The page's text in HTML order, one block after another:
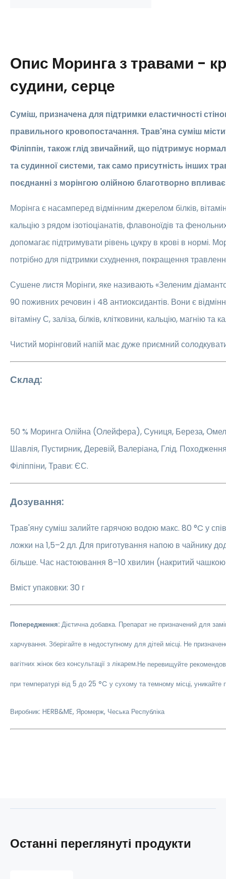
Опис Моринга з травами -
судини, серце
Суміш, призначена для підтримки еластичності
правильного кровопостачання. Трав'яна суміш
Філіппін, також глід звичайний, що підтримує
та судинної системи, так само присутність інших
поєднанні з морінгою олійною благотворно
Морінга є насамперед відмінним джерелом білків,
кальцію з рядом ізотіоціанатів, флавоноїдів та
допомагає підтримувати рівень цукру в крові в нормі.
потрібно для підтримки схуднення, покращення
Сушене листя Морінги, яке називають «Зеленим
90 поживних речовин і 48 антиоксидантів. Вони є
вітаміну С, заліза, білків, клітковини, кальцію, магнію та
Чистий морінговий напій має дуже приємний
Склад:
50 % Моринга Олійна (Олейфера), Суниця, Береза,
Шавлія, Пустирник, Деревій, Валеріана, Глід.
Філіппіни, Трави: ЄС.
Дозування:
Трав'яну суміш залийте гарячою водою макс. 80 °C у
ложки на 1,5–2 дл. Для приготування напою в чайнику
більше. Час настоювання 8–10 хвилин (накритий
Вміст упаковки: 30 г
Попередження: Дієтична добавка. Препарат не призначений для
харчування. Зберігайте в недоступному для дітей місці. Не
вагітних жінок без консультації з лікарем.Не перевищуйте
при температурі від 5 до 25 °C у сухому та темному місці, уникайте
Виробник: HERB&ME, Яромерж, Чеська Республіка
Останні переглянуті продукти